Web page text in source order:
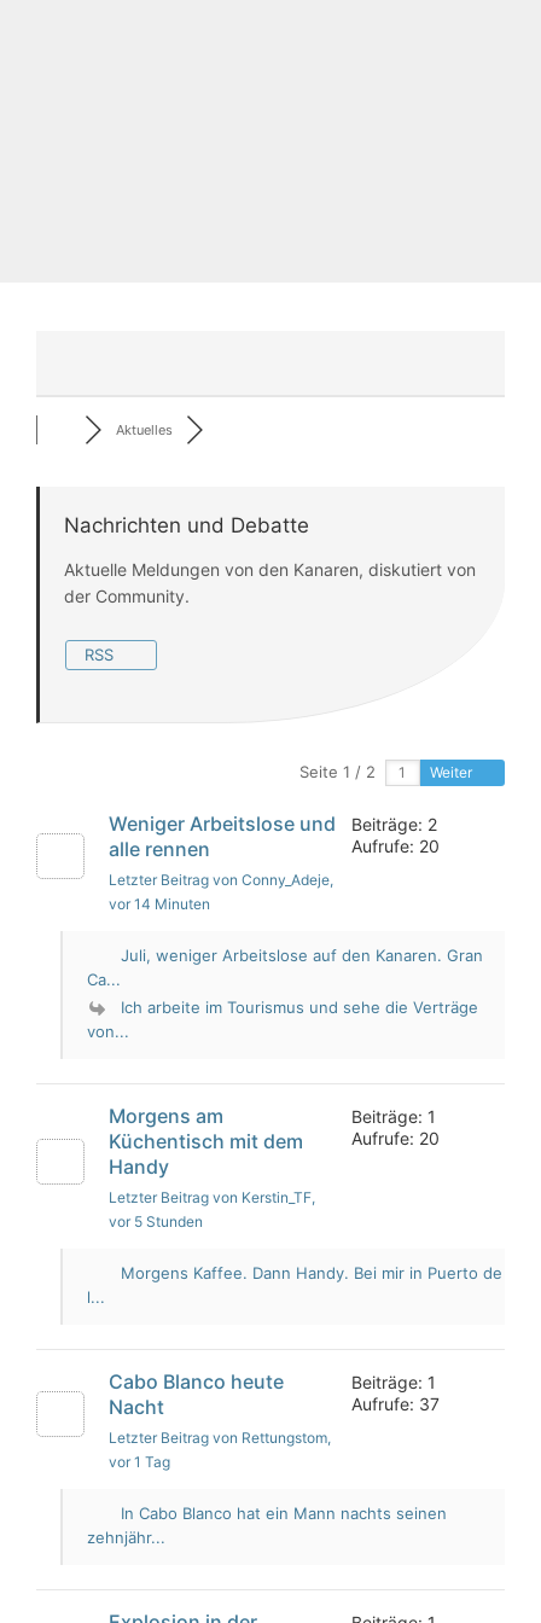
Aktuelles
Nachrichten und Debatte
Aktuelle Meldungen von den Kanaren, diskutiert von
der Community.
RSS
Seite 1 / 2 Weiter
Weniger Arbeitslose und
alle rennen
Letzter Beitrag von Conny_Adeje,
vor 14 Minuten
Beiträge: 2
Aufrufe: 20
Juli, weniger Arbeitslose auf den Kanaren. Gran
Ca...
Ich arbeite im Tourismus und sehe die Verträge
von...
Morgens am
Küchentisch mit dem
Handy
Letzter Beitrag von Kerstin_TF,
vor 5 Stunden
Beiträge: 1
Aufrufe: 20
Morgens Kaffee. Dann Handy. Bei mir in Puerto de
l...
Cabo Blanco heute
Nacht
Letzter Beitrag von Rettungstom,
vor 1 Tag
Beiträge: 1
Aufrufe: 37
In Cabo Blanco hat ein Mann nachts seinen
zehnjähr...